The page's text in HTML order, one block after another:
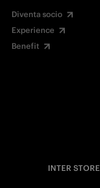
Diventa socio
Experience
Benefit
INTER STORE